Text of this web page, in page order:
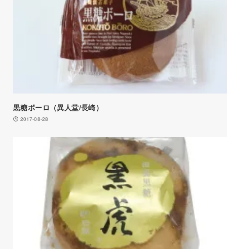
黒糖ボーロ（異人堂/長崎）
2017-08-28